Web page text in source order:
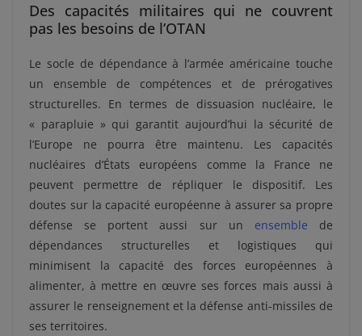
Des capacités militaires qui ne couvrent
pas les besoins de l’OTAN
Le socle de dépendance à l’armée américaine touche
un ensemble de compétences et de prérogatives
structurelles. En termes de dissuasion nucléaire, le
« parapluie » qui garantit aujourd’hui la sécurité de
l’Europe ne pourra être maintenu. Les capacités
nucléaires d’États européens comme la France ne
peuvent permettre de répliquer le dispositif. Les
doutes sur la capacité européenne à assurer sa propre
défense se portent aussi sur un ensemble de
dépendances structurelles et logistiques qui
minimisent la capacité des forces européennes à
alimenter, à mettre en œuvre ses forces mais aussi à
assurer le renseignement et la défense anti-missiles de
ses territoires.